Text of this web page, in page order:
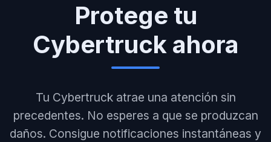
Protege tu
Cybertruck ahora
Tu Cybertruck atrae una atención sin
precedentes. No esperes a que se produzcan
daños. Consigue notificaciones instantáneas y